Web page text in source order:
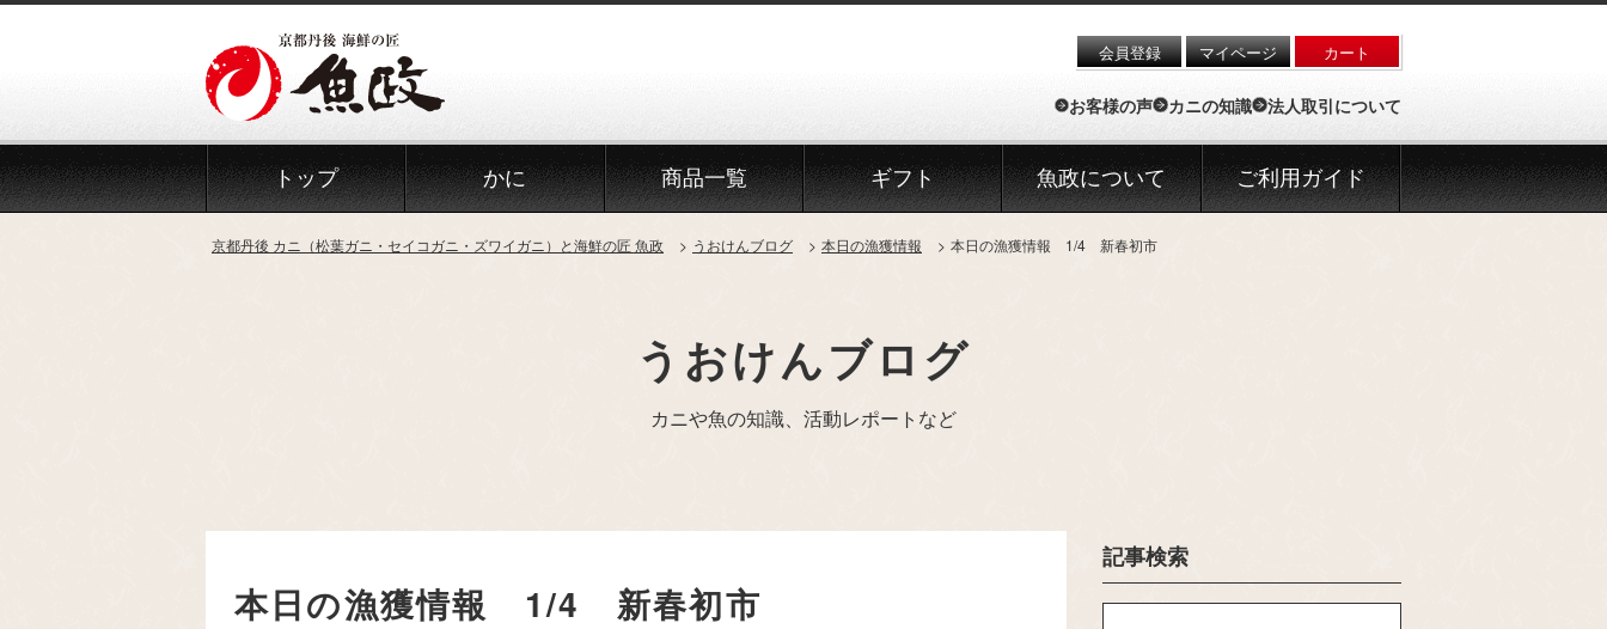
Skip
会員登録 マイページ カート
お客様の声 カニの知識 法人取引について
トップ かに 商品一覧 ギフト 魚政について ご利用ガイド
京都丹後 カニ（松葉ガニ・セイコガニ・ズワイガニ）と海鮮の匠 魚政 うおけんブログ 本日の漁獲情報 本日の漁獲情報 1/4 新春初市
うおけんブログ
カニや魚の知識、活動レポートなど
本日の漁獲情報 1/4 新春初市
記事検索